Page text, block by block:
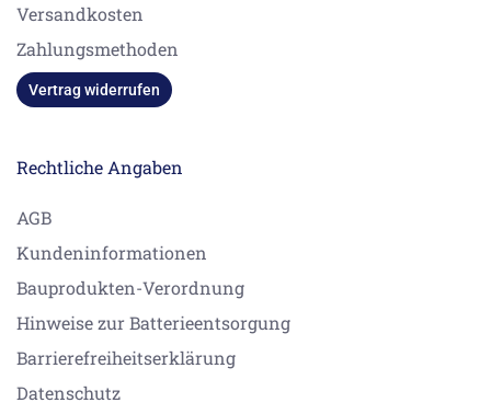
Versandkosten
Zahlungsmethoden
Vertrag widerrufen
Rechtliche Angaben
AGB
Kundeninformationen
Bauprodukten-Verordnung
Hinweise zur Batterieentsorgung
Barrierefreiheitserklärung
Datenschutz